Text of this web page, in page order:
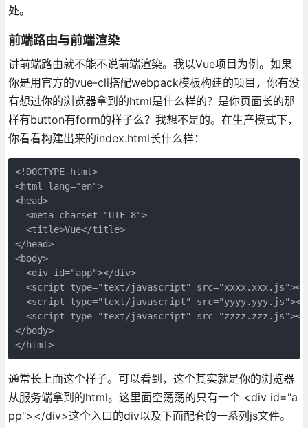
处。
前端路由与前端渲染
讲前端路由就不能不说前端渲染。我以Vue项目为例。如果
你是用官方的vue-cli搭配webpack模板构建的项目，你有没
有想过你的浏览器拿到的html是什么样的？是你页面长的那
样有button有form的样子么？我想不是的。在生产模式下，
你看看构建出来的index.html长什么样：
<!DOCTYPE html>
<html lang="en">
<head>
  <meta charset="UTF-8">
  <title>Vue</title>
</head>
<body>
  <div id="app"></div>
<script type="text/javascript"
<script type="text/javascript"
<script type="text/javascript"
</body>
</html>
通常长上面这个样子。可以看到，这个其实就是你的浏览器
从服务端拿到的html。这里面空荡荡的只有一个 <div id="a
pp"></div>这个入口的div以及下面配套的一系列js文件。